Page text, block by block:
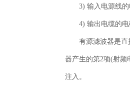
3) 输入电源线
4) 输出电缆的
有源滤波器是直
器产生的第2项(射频
注入。